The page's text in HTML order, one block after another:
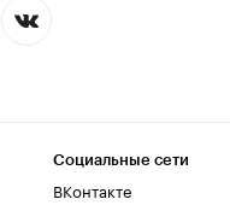
Социальные сети
ВКонтакте